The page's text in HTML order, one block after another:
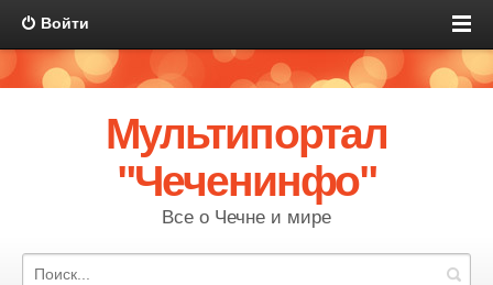
Войти
Мультипортал
"Чеченинфо"
Все о Чечне и мире